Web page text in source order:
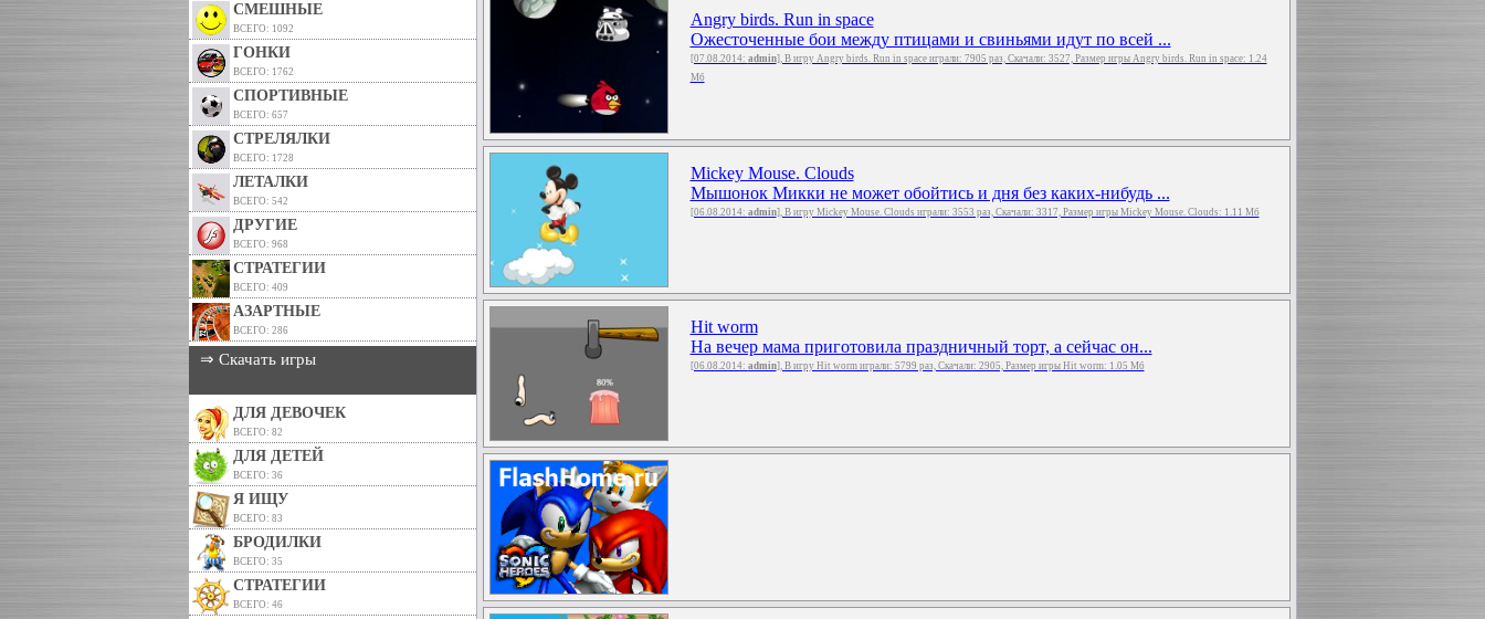
СМЕШНЫЕ
ВСЕГО: 1092
ГОНКИ
ВСЕГО: 1762
СПОРТИВНЫЕ
ВСЕГО: 657
СТРЕЛЯЛКИ
ВСЕГО: 1728
ЛЕТАЛКИ
ВСЕГО: 542
ДРУГИЕ
ВСЕГО: 968
СТРАТЕГИИ
ВСЕГО: 409
АЗАРТНЫЕ
ВСЕГО: 286
⇒ Скачать игры
ДЛЯ ДЕВОЧЕК
ВСЕГО: 82
ДЛЯ ДЕТЕЙ
ВСЕГО: 36
Я ИЩУ
ВСЕГО: 83
БРОДИЛКИ
ВСЕГО: 35
СТРАТЕГИИ
ВСЕГО: 46
Angry birds. Run in space
Ожесточенные бои между птицами и свиньями идут по всей ...
[07.08.2014: admin], В игру Angry birds. Run in space играли: 7905 раз, Скачали: 3527, Размер игры Angry birds. Run in space: 1.24
Мб
Mickey Mouse. Clouds
Мышонок Микки не может обойтись и дня без каких-нибудь ...
[06.08.2014: admin], В игру Mickey Mouse. Clouds играли: 3553 раз, Скачали: 3317, Размер игры Mickey Mouse. Clouds: 1.11 Мб
Hit worm
На вечер мама приготовила праздничный торт, а сейчас он...
[06.08.2014: admin], В игру Hit worm играли: 5799 раз, Скачали: 2905, Размер игры Hit worm: 1.05 Мб